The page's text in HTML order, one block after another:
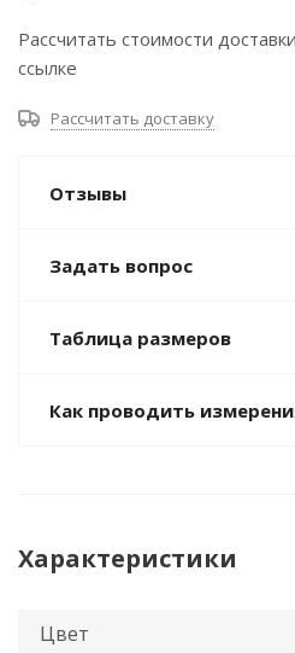
Рассчитать стоимости
ссылке
Рассчитать доставку
Отзывы
Задать вопрос
Таблица размеров
Как проводить
Характеристики
Цвет